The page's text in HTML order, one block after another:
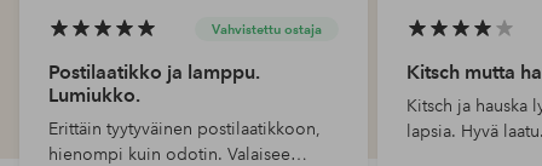
Vahvistettu ostaja
Postilaatikko ja lamppu.
Lumiukko.
Erittäin tyytyväinen postilaatikkoon,
hienompi kuin odotin. Valaisee
Kitsch mutta
Kitsch ja hauska
lapsia. Hyvä